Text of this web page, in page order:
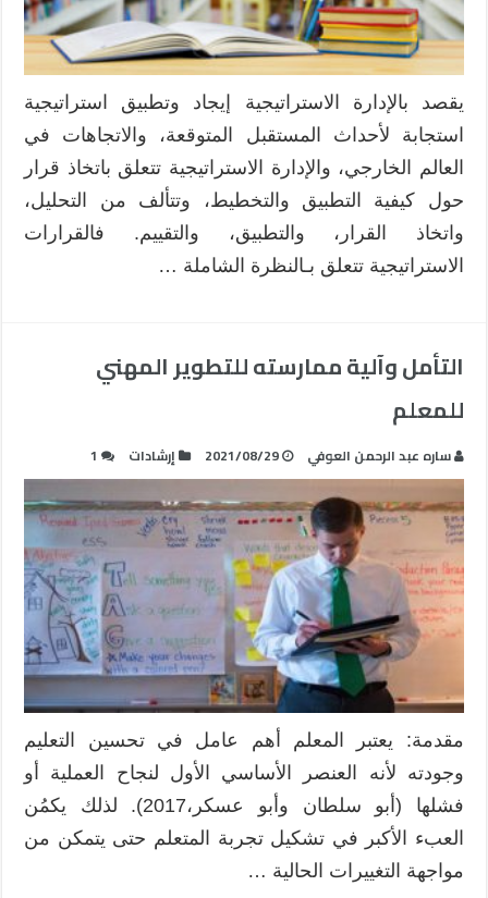
يقصد بالإدارة الاستراتيجية إيجاد وتطبيق استراتيجية
استجابة لأحداث المستقبل المتوقعة، والاتجاهات في
العالم الخارجي، والإدارة الاستراتيجية تتعلق باتخاذ قرار
حول كيفية التطبيق والتخطيط، وتتألف من التحليل،
واتخاذ القرار، والتطبيق، والتقييم. فالقرارات
الاستراتيجية تتعلق بـالنظرة الشاملة …
التأمل وآلية ممارسته للتطوير المهني
للمعلم
ساره عبد الرحمن العوفي 2021/08/29 إرشادات 1
مقدمة: يعتبر المعلم أهم عامل في تحسين التعليم
وجودته لأنه العنصر الأساسي الأول لنجاح العملية أو
فشلها (أبو سلطان وأبو عسكر،2017). لذلك يكمُن
العبء الأكبر في تشكيل تجربة المتعلم حتى يتمكن من
مواجهة التغييرات الحالية …